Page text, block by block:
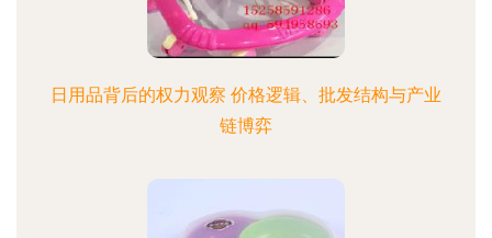
日用品背后的权力观察 价格逻辑、批发结构与产业
链博弈